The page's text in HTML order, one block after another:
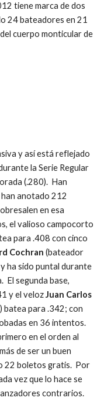
tiene marca de dos
24 bateadores en 21
cuerpo monticular de
y así está reflejado
la Serie Regular
(.280).  Han
anotado 212
en esa
para .408 con cinco
Cochran (bateador
ha sido puntal durante
y el veloz Juan Carlos
batea para .342; con
en 36 intentos.
en el orden al
de ser un buen
22 boletos gratis.  Por
vez que lo hace se
contrarios.